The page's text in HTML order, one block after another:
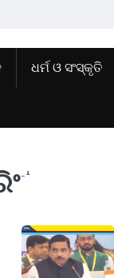
ଧର୍ମ ଓ ସଂସ୍କୃତି
1